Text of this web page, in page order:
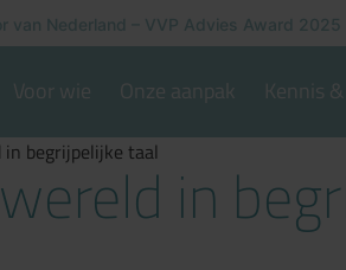
van Nederland – VVP Advies Award 2025
Voor wie Onze aanpak Kennis
begrijpelijke taal in